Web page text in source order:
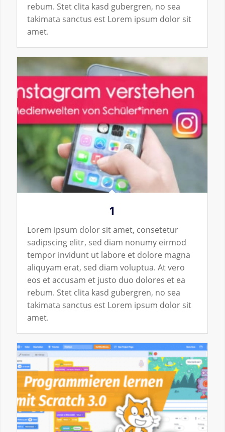
rebum. Stet clita kasd gubergren, no sea
takimata sanctus est Lorem ipsum dolor sit
amet.
1
Lorem ipsum dolor sit amet, consetetur
sadipscing elitr, sed diam nonumy eirmod
tempor invidunt ut labore et dolore magna
aliquyam erat, sed diam voluptua. At vero
eos et accusam et justo duo dolores et ea
rebum. Stet clita kasd gubergren, no sea
takimata sanctus est Lorem ipsum dolor sit
amet.